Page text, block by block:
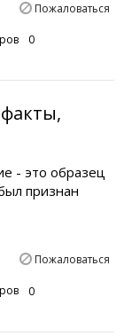
Пожаловаться
0
- это образец
признан
Пожаловаться
0